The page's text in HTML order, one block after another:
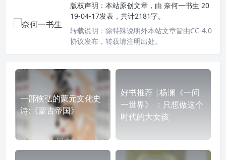
版权声明： 本站原创文章，由 奈何一书生 20
19-04-17发表，共计2181字。
转载说明： 除特殊说明外本站文章皆由CC-4.0
协议发布，转载请注明出处。
一部恢弘的蒙元文化史
诗:《蒙古帝国》
好书推荐 |杨澜《一问
一世界》 ：只想做这个
时代的大女孩